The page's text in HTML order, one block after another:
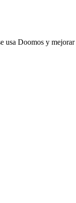
Doomos y